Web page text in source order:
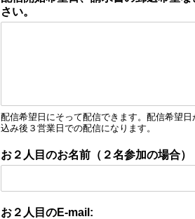
さい。
配信希望日にそって配信できます。配信希望
込み後３営業日での配信になります。
お２人目のお名前（２名参加の場合）
お２人目のE-mail: